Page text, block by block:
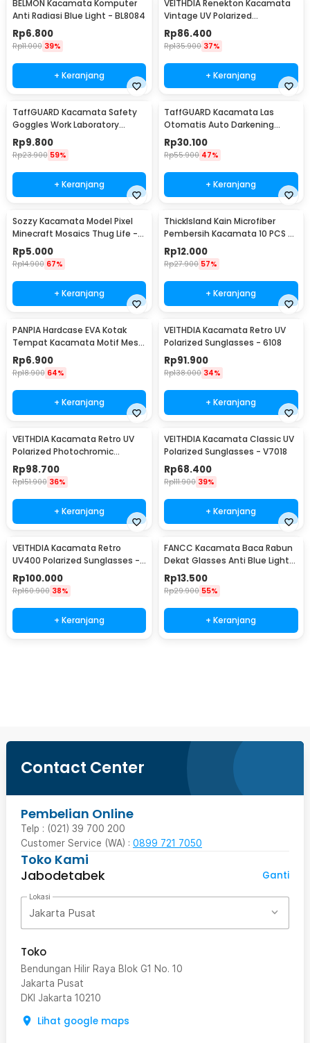
BELMON Kacamata Komputer
Anti Radiasi Blue Light - BL8084
Rp6.800
Rp11.000 39%
+ Keranjang
VEITHDIA Renekton Kacamata
Vintage UV Polarized
Sunglasses - 2462
Rp86.400
Rp135.900 37%
+ Keranjang
TaffGUARD Kacamata Safety
Goggles Work Laboratory
Eyewear - LE979
Rp9.800
Rp23.900 59%
+ Keranjang
TaffGUARD Kacamata Las
Otomatis Auto Darkening
Soldering Goggles - 5100B
Rp30.100
Rp55.900 47%
+ Keranjang
Sozzy Kacamata Model Pixel
Minecraft Mosaics Thug Life -
W0124
Rp5.000
Rp14.900 67%
+ Keranjang
ThickIsland Kain Microfiber
Pembersih Kacamata 10 PCS -
K-20P
Rp12.000
Rp27.900 57%
+ Keranjang
PANPIA Hardcase EVA Kotak
Tempat Kacamata Motif Mesh
- JL-10029
Rp6.900
Rp18.900 64%
+ Keranjang
VEITHDIA Kacamata Retro UV
Polarized Sunglasses - 6108
Rp91.900
Rp138.000 34%
+ Keranjang
VEITHDIA Kacamata Retro UV
Polarized Photochromic
Sunglasses - 6108
Rp98.700
Rp151.900 36%
+ Keranjang
VEITHDIA Kacamata Classic UV
Polarized Sunglasses - V7018
Rp68.400
Rp111.900 39%
+ Keranjang
VEITHDIA Kacamata Retro
UV400 Polarized Sunglasses -
6562
Rp100.000
Rp160.900 38%
+ Keranjang
FANCC Kacamata Baca Rabun
Dekat Glasses Anti Blue Light
Lensa Plus 1.0 - F400
Rp13.500
Rp29.900 55%
+ Keranjang
Contact Center
Pembelian Online
Telp : (021) 39 700 200
Customer Service (WA) : 0899 721 7050
Toko Kami
Jabodetabek
Ganti
Lokasi
Jakarta Pusat
Toko
Bendungan Hilir Raya Blok G1 No. 10
Jakarta Pusat
DKI Jakarta 10210
Lihat google maps